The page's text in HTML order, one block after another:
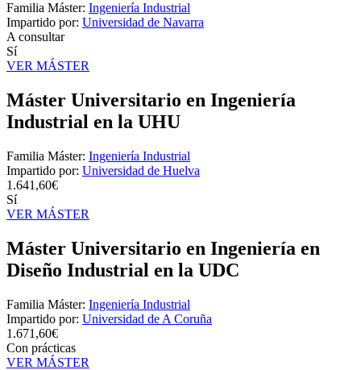
Familia Máster: Ingeniería Industrial
Impartido por: Universidad de Navarra
A consultar
Sí
VER MÁSTER
Máster Universitario en Ingeniería
Industrial en la UHU
Familia Máster: Ingeniería Industrial
Impartido por: Universidad de Huelva
1.641,60€
Sí
VER MÁSTER
Máster Universitario en Ingeniería en
Diseño Industrial en la UDC
Familia Máster: Ingeniería Industrial
Impartido por: Universidad de A Coruña
1.671,60€
Con prácticas
VER MÁSTER